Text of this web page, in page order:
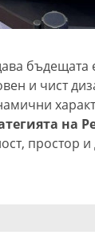
бъдещата
и чист
на
простор и